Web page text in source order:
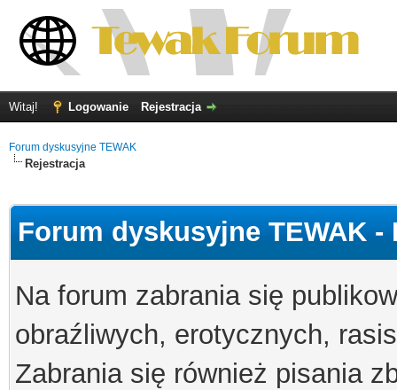
Witaj! Logowanie Rejestracja
Forum dyskusyjne TEWAK
Rejestracja
Forum dyskusyjne TEWAK
Na forum zabrania się
obraźliwych, erotycznych,
Zabrania się również pisania